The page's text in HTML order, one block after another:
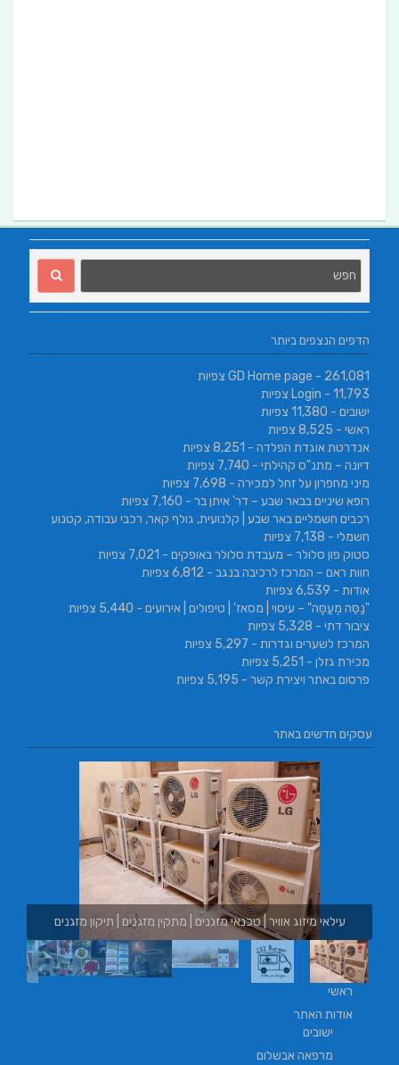
הדפים הנצפים ביותר
GD Home page - 261,081 צפיות
Login - 11,793 צפיות
ישובים - 11,380 צפיות
ראשי - 8,525 צפיות
אנדרטת אוגדת הפלדה - 8,251 צפיות
דיונה – מתנ"ס קהילתי - 7,740 צפיות
מיני מחפרון על זחל למכירה - 7,698 צפיות
רופא שיניים בבאר שבע – דר' איתן בר - 7,160 צפיות
רכבים חשמליים באר שבע | קלנועית, גולף קאר, רכבי עבודה, קטנוע
חשמלי - 7,138 צפיות
סטוק פון סלולר – מעבדת סלולר באופקים - 7,021 צפיות
חוות ראם – המרכז לרכיבה בנגב - 6,812 צפיות
אודות - 6,539 צפיות
"נַסֵּה מְעַסֶּה" – עיסוי | מסאז' | טיפולים | אירועים - 5,440 צפיות
ציבור דתי - 5,328 צפיות
המרכז לשערים וגדרות - 5,297 צפיות
מכירת גזלן - 5,251 צפיות
פרסום באתר ויצירת קשר - 5,195 צפיות
עסקים חדשים באתר
עילאי מיזוג אוויר | טכנאי מזגנים | מתקין מזגנים | תיקון מזגנים
ראשי
אודות האתר
ישובים
מרפאה אבשלום